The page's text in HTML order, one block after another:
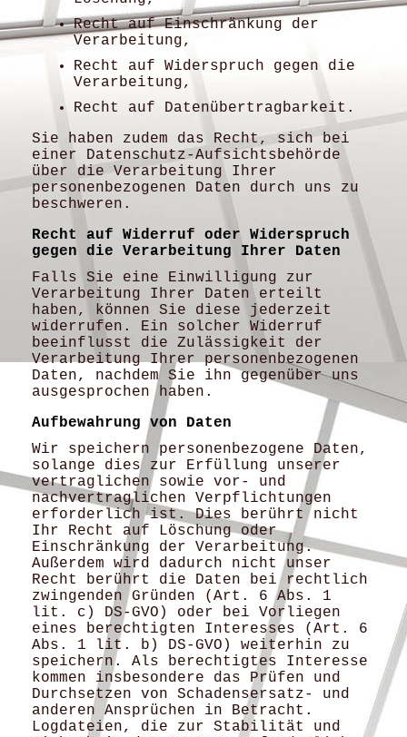
Recht auf Einschränkung der
Verarbeitung,
Recht auf Widerspruch gegen die
Verarbeitung,
Recht auf Datenübertragbarkeit.
Sie haben zudem das Recht, sich bei
einer Datenschutz-Aufsichtsbehörde
über die Verarbeitung Ihrer
personenbezogenen Daten durch uns zu
beschweren.
Recht auf Widerruf oder Widerspruch
gegen die Verarbeitung Ihrer Daten
Falls Sie eine Einwilligung zur
Verarbeitung Ihrer Daten erteilt
haben, können Sie diese jederzeit
widerrufen. Ein solcher Widerruf
beeinflusst die Zulässigkeit der
Verarbeitung Ihrer personenbezogenen
Daten, nachdem Sie ihn gegenüber uns
ausgesprochen haben.
Aufbewahrung von Daten
Wir speichern personenbezogene Daten,
solange dies zur Erfüllung unserer
vertraglichen sowie vor- und
nachvertraglichen Verpflichtungen
erforderlich ist. Dies berührt nicht
Ihr Recht auf Löschung oder
Einschränkung der Verarbeitung.
Außerdem wird dadurch nicht unser
Recht berührt die Daten bei rechtlich
zwingenden Gründen (Art. 6 Abs. 1
lit. c) DS-GVO) oder bei Vorliegen
eines berechtigten Interesses (Art. 6
Abs. 1 lit. b) DS-GVO) weiterhin zu
speichern. Als berechtigtes Interesse
kommen insbesondere das Prüfen und
Durchsetzen von Schadensersatz- und
anderen Ansprüchen in Betracht.
Logdateien, die zur Stabilität und